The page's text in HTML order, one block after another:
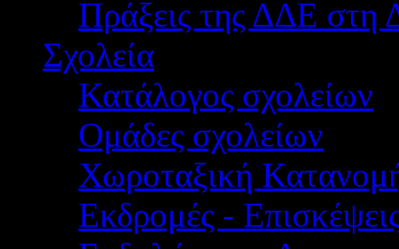
Πράξεις της ΔΔΕ στη
Σχολεία
Κατάλογος σχολείων
Ομάδες σχολείων
Χωροταξική
Εκδρομές -